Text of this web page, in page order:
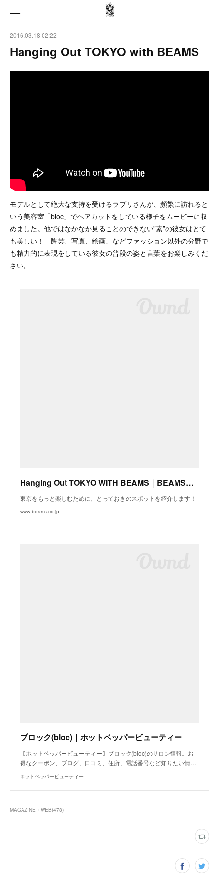
2016.03.18 02:22
Hanging Out TOKYO with BEAMS
モデルとして絶大な支持を受けるラブリさんが、頻繁に訪れると
いう美容室「bloc」­でヘアカットをしている様子をムービーに収
めました。他ではなかなか見ることのできな­い”素”の彼女はとて
も美しい！ 陶芸、写真、絵画、などファッション以外の分野で
も精力的に表現をしている彼女の普段­の姿と言葉をお楽しみくだ
さい。
Hanging Out TOKYO WITH BEAMS｜BEAMSオフィシャルサイト｜ビームス
東京をもっと楽しむために、とっておきのスポットを紹介します！
www.beams.co.jp
ブロック(bloc)｜ホットペッパービューティー
【ホットペッパービューティー】ブロック(bloc)のサロン情報。お
得なクーポン、ブログ、口コミ、住所、電話番号など知りたい情…
ホットペッパービューティー
MAGAZINE・WEB(478)